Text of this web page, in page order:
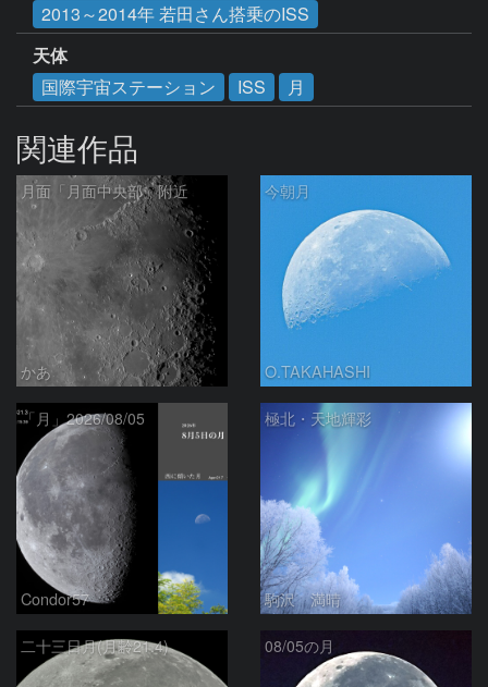
2013～2014年 若田さん搭乗のISS
天体
国際宇宙ステーション
ISS 月
関連作品
月面「月面中央部」附近
かあ
今朝月
O.TAKAHASHI
「月」2026/08/05
Condor57
極北・天地輝彩
駒沢 満晴
二十三日月(月齢21.4) 08/05の月